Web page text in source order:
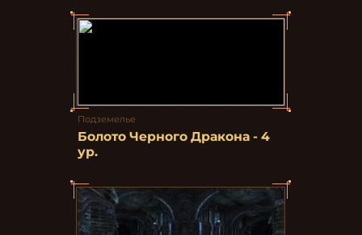
Подземелье
Болото Черного Дракона - 4
ур.